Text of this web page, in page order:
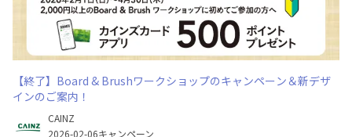
【終了】Board & Brushワークショップのキャンペーン＆新デザ
インのご案内！
CAINZ
2026-02-06キャンペーン